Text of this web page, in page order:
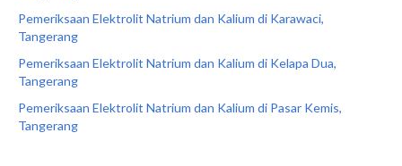
Pemeriksaan Elektrolit Natrium dan Kalium di Karawaci,
Tangerang
Pemeriksaan Elektrolit Natrium dan Kalium di Kelapa Dua,
Tangerang
Pemeriksaan Elektrolit Natrium dan Kalium di Pasar Kemis,
Tangerang